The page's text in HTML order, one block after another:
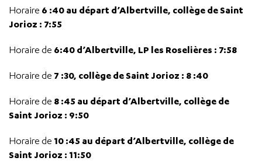
Horaire 6 :40 au départ d’Albertville, collège de Saint
Jorioz : 7:55
Horaire de 6:40 d’Albertville, LP les Roselières : 7:58
Horaire de 7 :30, collège de Saint Jorioz : 8 :40
Horaire de 8 :45 au départ d’Albertville, collège de
Saint Jorioz : 9:50
Horaire de 10 :45 au départ d’Albertville, collège de
Saint Jorioz : 11:50